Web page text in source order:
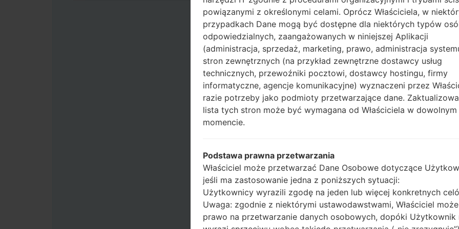
Teraz wyłącz swój
wykonać wszystkie
Naciśnij i
głośności i klawisz
Naciśnij i
głośności, następnie
Naciśnij i
głośności i klawisz
Podłącz kabel
przycisk Bixby i
wykryć telefon, a na
Podaj tylko czas
automatycznego
Na koniec naciśnij
ponownie i odłączy
powiązanymi z określonymi celami. Oprócz Właściciela, w
przypadkach Dane mogą być dostępne dla niektórych typów
odpowiedzialnych, zaangażowanych w niniejszej Aplikacji
(administracja, sprzedaż, marketing, prawo, administracja
stron zewnętrznych (na przykład zewnętrzne dostawcy usług
technicznych, przewoźniki pocztowi, dostawcy hostingu, firmy
informatyczne, agencje komunikacyjne) wyznaczeni przez
razie potrzeby jako podmioty przetwarzające dane.
lista tych stron może być wymagana od Właściciela w dowolnym
momencie.
Podstawa prawna przetwarzania
Właściciel może przetwarzać Dane Osobowe dotyczące
jeśli ma zastosowanie jedna z poniższych sytuacji:
Użytkownicy wyrazili zgodę na jeden lub więcej konkretnych
Uwaga: zgodnie z niektórymi ustawodawstwami, Właściciel
prawo na przetwarzanie danych osobowych, dopóki Użytkownik